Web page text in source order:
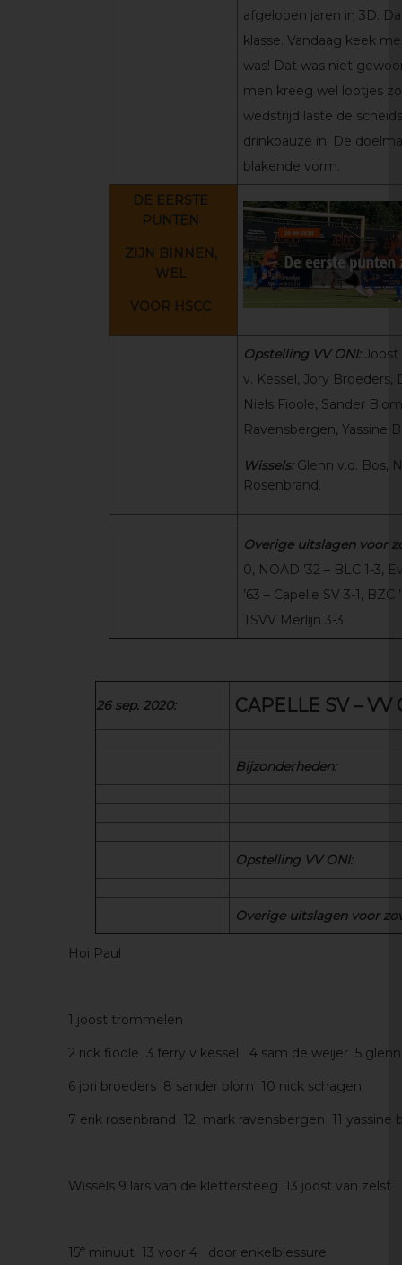
afgelopen jaren in 3D.
klasse. Vandaag keek
was! Dat was niet
men kreeg wel lootjes
wedstrijd laste de
drinkpauze in. De
blakende vorm.
DE EERSTE
PUNTEN
ZIJN BINNEN,
WEL
VOOR HSCC
Opstelling VV ONI: Joost
v. Kessel, Jory Broeders,
Niels Fioole, Sander
Ravensbergen, Yassine
Wissels: Glenn v.d. Bos,
Rosenbrand.
Overige uitslagen voor
0, NOAD ’32 – BLC 1-3,
’63 – Capelle SV 3-1, BZC
TSVV Merlijn 3-3.
26 sep. 2020: CAPELLE SV – VV
Bijzonderheden:
Opstelling VV ONI:
Overige uitslagen voor
Hoi Paul
1 joost trommelen
2 rick fioole 3 ferry v kessel 4 sam de weijer 5
6 jori broeders 8 sander blom 10 nick schagen
7 erik rosenbrand 12 mark ravensbergen 11 yassine
Wissels 9 lars van de klettersteeg 13 joost van zelst
15e minuut 13 voor 4 door enkelblessure